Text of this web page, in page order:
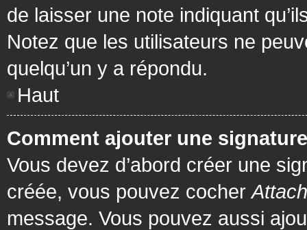
de laisser une note indiquant
Notez que les utilisateurs ne
quelqu’un y a répondu.
Haut
Comment ajouter une
Vous devez d’abord créer une
créée, vous pouvez cocher
message. Vous pouvez aussi